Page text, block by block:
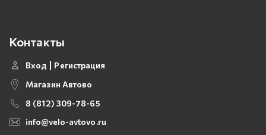
Контакты
Вход
Регистрация
Магазин Автово
8 (812) 309-78-65
info@velo-avtovo.ru